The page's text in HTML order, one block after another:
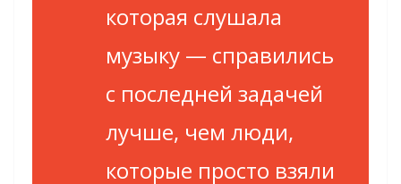
которая слушала
музыку — справились
с последней задачей
лучше, чем люди,
которые просто взяли